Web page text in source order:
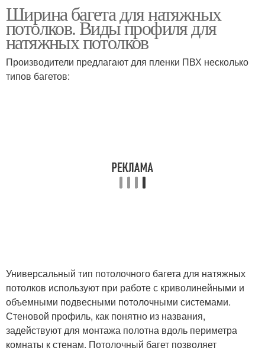
Багет для штор Багеты для штор
Багет для рамок
Ширина багета для натяжных
потолков. Виды профиля для
натяжных потолков
Производители предлагают для пленки ПВХ несколько
типов багетов:
Универсальный тип потолочного багета для натяжных
потолков используют при работе с криволинейными и
объемными подвесными потолочными системами.
Стеновой профиль, как понятно из названия,
задействуют для монтажа полотна вдоль периметра
комнаты к стенам. Потолочный багет позволяет